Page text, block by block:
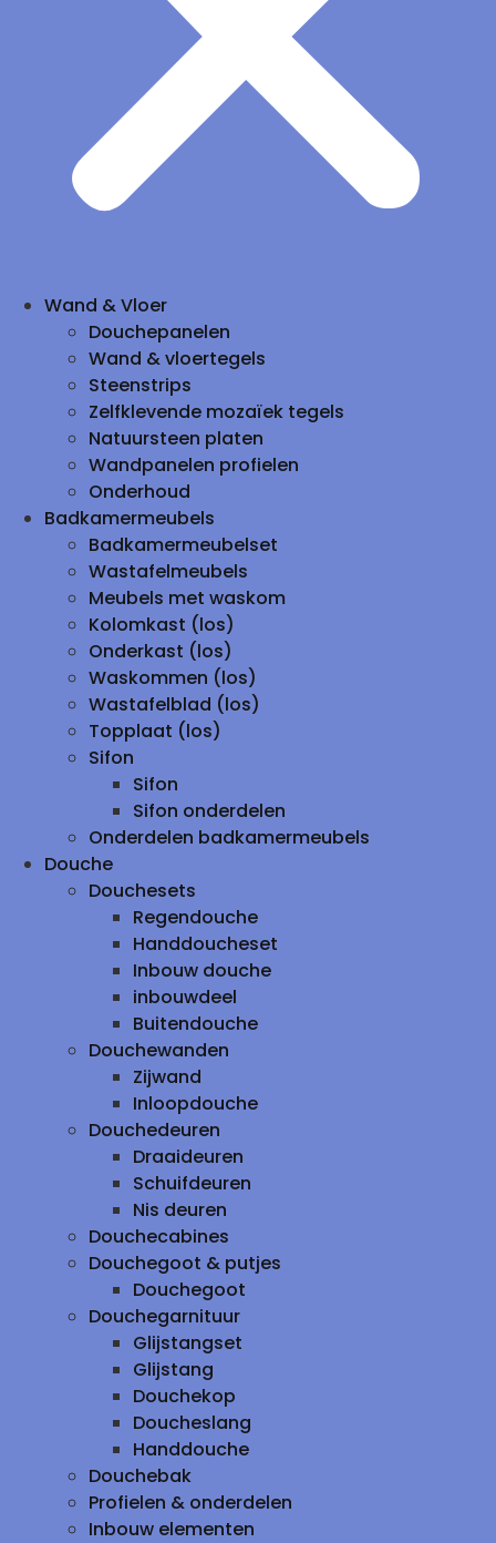
Wand & Vloer
Douchepanelen
Wand & vloertegels
Steenstrips
Zelfklevende mozaïek tegels
Natuursteen platen
Wandpanelen profielen
Onderhoud
Badkamermeubels
Badkamermeubelset
Wastafelmeubels
Meubels met waskom
Kolomkast (los)
Onderkast (los)
Waskommen (los)
Wastafelblad (los)
Topplaat (los)
Sifon
Sifon
Sifon onderdelen
Onderdelen badkamermeubels
Douche
Douchesets
Regendouche
Handdoucheset
Inbouw douche
inbouwdeel
Buitendouche
Douchewanden
Zijwand
Inloopdouche
Douchedeuren
Draaideuren
Schuifdeuren
Nis deuren
Douchecabines
Douchegoot & putjes
Douchegoot
Douchegarnituur
Glijstangset
Glijstang
Douchekop
Doucheslang
Handdouche
Douchebak
Profielen & onderdelen
Inbouw elementen